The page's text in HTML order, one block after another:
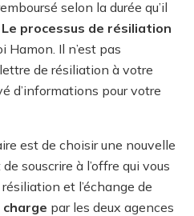
selon la durée qu’il
Le processus de résiliation
Hamon. Il n’est pas
de résiliation à votre
d’informations pour votre
est de choisir une nouvelle
souscrire à l’offre qui vous
et l’échange de
charge par les deux agences